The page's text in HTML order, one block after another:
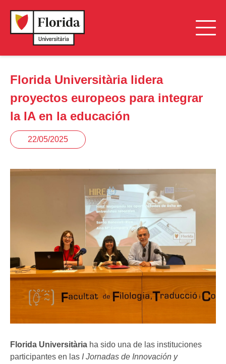
Florida Universitària lidera
proyectos europeos para integrar
la IA en la educación
22/05/2025
Florida Universitària ha sido una de las instituciones
participantes en las I Jornadas de Innovación y